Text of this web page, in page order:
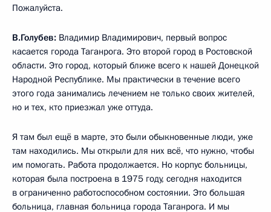
Пожалуйста.
В.Голубев: Владимир Владимирович, первый вопрос
касается города Таганрога. Это второй город в Ростовской
области. Это город, который ближе всего к нашей Донецкой
Народной Республике. Мы практически в течение всего
этого года занимались лечением не только своих жителей,
но и тех, кто приезжал уже оттуда.
Я там был ещё в марте, это были обыкновенные люди, уже
там находились. Мы открыли для них всё, что нужно, чтобы
им помогать. Работа продолжается. Но корпус больницы,
которая была построена в 1975 году, сегодня находится
в ограниченно работоспособном состоянии. Это большая
больница, главная больница города Таганрога. И мы